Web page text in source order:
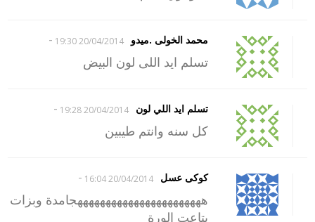
محمد الخولى .ميدو 20/04/2014 19:30
-
تسلم ايد اللى لون البيض
تسلم ايد اللي لون 20/04/2014 19:28
-
كل سنه وانتم طيبين
كوكى عسل 20/04/2014 16:04
-
هههههههههههههههههههههههجامدة وبزات
بتاعت الورة